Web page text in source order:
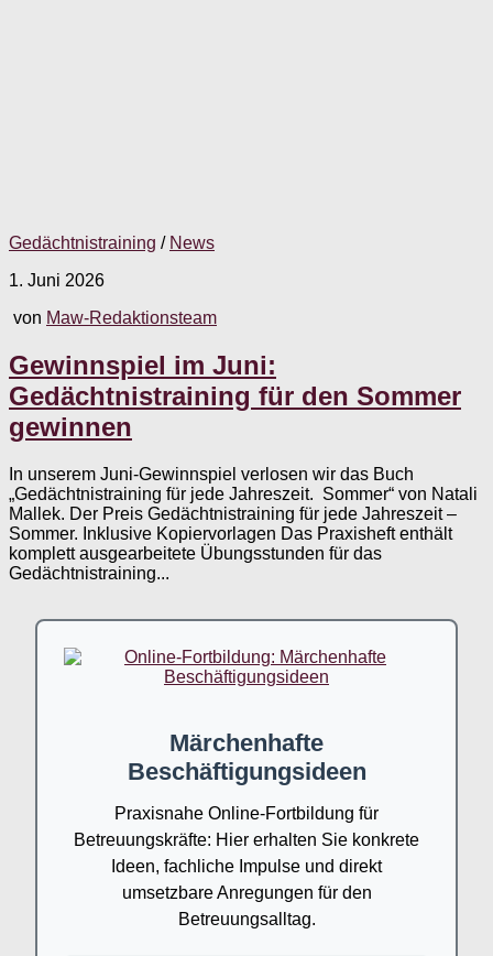
Gedächtnistraining / News
1. Juni 2026
von Maw-Redaktionsteam
Gewinnspiel im Juni:
Gedächtnistraining für den Sommer
gewinnen
In unserem Juni-Gewinnspiel verlosen wir das Buch
„Gedächtnistraining für jede Jahreszeit. Sommer“ von Natali
Mallek. Der Preis Gedächtnistraining für jede Jahreszeit –
Sommer. Inklusive Kopiervorlagen Das Praxisheft enthält
komplett ausgearbeitete Übungsstunden für das
Gedächtnistraining...
Märchenhafte
Beschäftigungsideen
Praxisnahe Online-Fortbildung für
Betreuungskräfte: Hier erhalten Sie konkrete
Ideen, fachliche Impulse und direkt
umsetzbare Anregungen für den
Betreuungsalltag.